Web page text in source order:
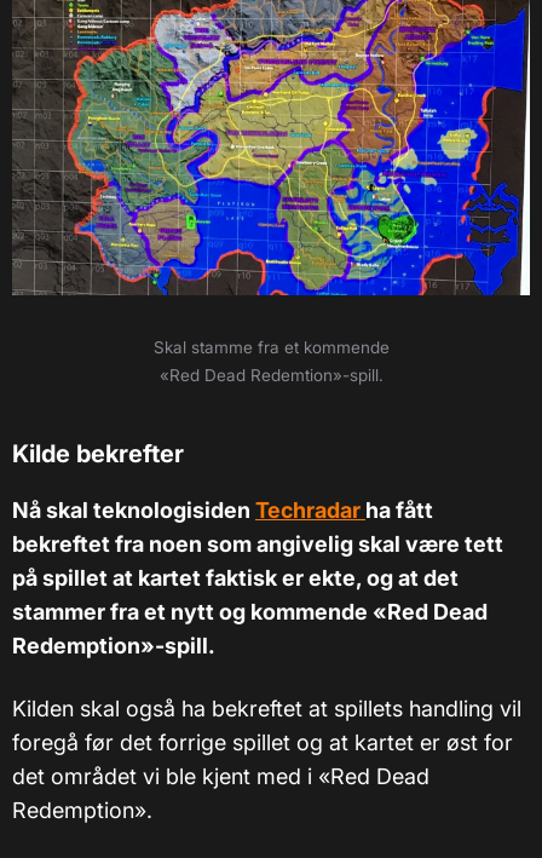
Skal stamme fra et kommende
«Red Dead Redemtion»-spill.
Kilde bekrefter
Nå skal teknologisiden Techradar ha fått
bekreftet fra noen som angivelig skal være tett
på spillet at kartet faktisk er ekte, og at det
stammer fra et nytt og kommende «Red Dead
Redemption»-spill.
Kilden skal også ha bekreftet at spillets handling vil
foregå før det forrige spillet og at kartet er øst for
det området vi ble kjent med i «Red Dead
Redemption».